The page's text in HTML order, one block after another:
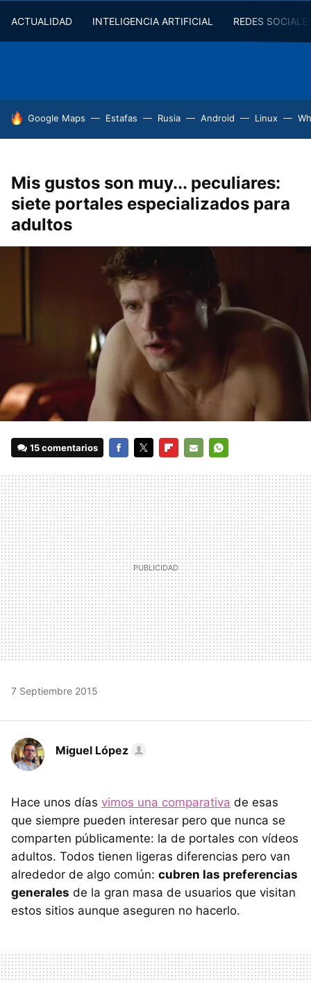
ACTUALIDAD INTELIGENCIA ARTIFICIAL REDES
HOY SE HABLA DE
Google Maps Estafas Rusia Android Linux
Mis gustos son muy... peculiares:
siete portales especializados para
adultos
15 comentarios
MAIL
7 Septiembre 2015
Miguel López
Hace unos días vimos una comparativa de esas
que siempre pueden interesar pero que nunca se
comparten públicamente: la de portales con vídeos
adultos. Todos tienen ligeras diferencias pero van
alrededor de algo común: cubren las preferencias
generales de la gran masa de usuarios que visitan
estos sitios aunque aseguren no hacerlo.